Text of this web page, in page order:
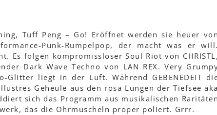
Tuff Peng – Go! Eröffnet werden sie heuer von
Punk-Rumpelpop, der macht was er will.
Es folgen kompromissloser Soul Riot von CHRISTL,
Dark Wave Techno von LAN REX. Very
Glitter liegt in der Luft. Während GEBENEDEIT
Geheule aus den rosa Lungen der Tiefsee aka
sich das Programm aus musikalischen Raritäten
das die Ohrmuscheln proper poliert. Grrr.